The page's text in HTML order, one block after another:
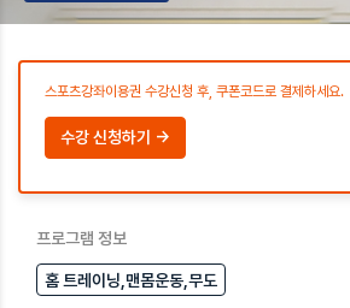
프로그램 정보
홈 트레이닝,맨몸운동,무도
스포츠강좌이용권 수강신청 후, 쿠폰코드로 결제하세요.
수강 신청하기 →